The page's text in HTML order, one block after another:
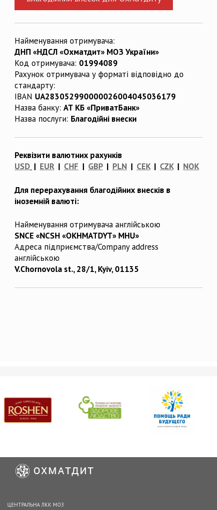
Найменування отримувача:
ДНП «НДСЛ «Охматдит» МОЗ України»
Код отримувача: 01994089
Рахунок отримувача у форматі відповідно до
стандарту:
IBAN UA283052990000026004045036179
Назва банку: АТ КБ «ПриватБанк»
Назва послуги: Благодійні внески
Реквізити валютних рахунків
USD | EUR | CHF | GBP| PLN | CEK| CZK| NOK
Для перерахування благодійних внесків в
іноземній валюті:
Найменування отримувача англійською
SNCE «NCSH «OKHMATDYT» MHU»
Адреса підприємства/Company address
англійською
V.Chornovola st., 28/1, Kyiv, 01135
ЦЕНТРАЛЬНА ЛКК МОЗ